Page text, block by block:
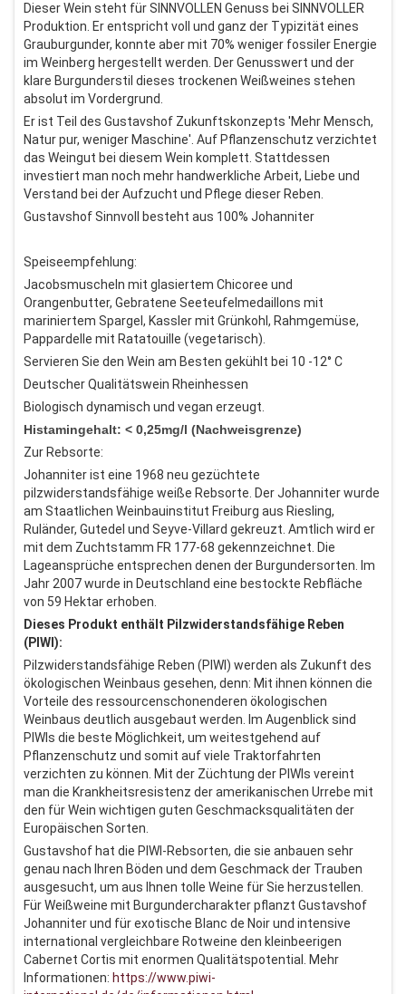
Dieser Wein steht für SINNVOLLEN Genuss bei SINNVOLLER
Produktion. Er entspricht voll und ganz der Typizität eines
Grauburgunder, konnte aber mit 70% weniger fossiler Energie
im Weinberg hergestellt werden. Der Genusswert und der
klare Burgunderstil dieses trockenen Weißweines stehen
absolut im Vordergrund.
Er ist Teil des Gustavshof Zukunftskonzepts 'Mehr Mensch,
Natur pur, weniger Maschine'. Auf Pflanzenschutz verzichtet
das Weingut bei diesem Wein komplett. Stattdessen
investiert man noch mehr handwerkliche Arbeit, Liebe und
Verstand bei der Aufzucht und Pflege dieser Reben.
Gustavshof Sinnvoll besteht aus 100% Johanniter
Speiseempfehlung:
Jacobsmuscheln mit glasiertem Chicoree und
Orangenbutter, Gebratene Seeteufelmedaillons mit
mariniertem Spargel, Kassler mit Grünkohl, Rahmgemüse,
Pappardelle mit Ratatouille (vegetarisch).
Servieren Sie den Wein am Besten gekühlt bei 10 -12° C
Deutscher Qualitätswein Rheinhessen
Biologisch dynamisch und vegan erzeugt.
Histamingehalt: < 0,25mg/l (Nachweisgrenze)
Zur Rebsorte:
Johanniter ist eine 1968 neu gezüchtete
pilzwiderstandsfähige weiße Rebsorte. Der Johanniter wurde
am Staatlichen Weinbauinstitut Freiburg aus Riesling,
Ruländer, Gutedel und Seyve-Villard gekreuzt. Amtlich wird er
mit dem Zuchtstamm FR 177-68 gekennzeichnet. Die
Lageansprüche entsprechen denen der Burgundersorten. Im
Jahr 2007 wurde in Deutschland eine bestockte Rebfläche
von 59 Hektar erhoben.
Dieses Produkt enthält Pilzwiderstandsfähige Reben
(PIWI):
Pilzwiderstandsfähige Reben (PIWI) werden als Zukunft des
ökologischen Weinbaus gesehen, denn: Mit ihnen können die
Vorteile des ressourcenschonenderen ökologischen
Weinbaus deutlich ausgebaut werden. Im Augenblick sind
PIWIs die beste Möglichkeit, um weitestgehend auf
Pflanzenschutz und somit auf viele Traktorfahrten
verzichten zu können. Mit der Züchtung der PIWIs vereint
man die Krankheitsresistenz der amerikanischen Urrebe mit
den für Wein wichtigen guten Geschmacksqualitäten der
Europäischen Sorten.
Gustavshof hat die PIWI-Rebsorten, die sie anbauen sehr
genau nach Ihren Böden und dem Geschmack der Trauben
ausgesucht, um aus Ihnen tolle Weine für Sie herzustellen.
Für Weißweine mit Burgundercharakter pflanzt Gustavshof
Johanniter und für exotische Blanc de Noir und intensive
international vergleichbare Rotweine den kleinbeerigen
Cabernet Cortis mit enormen Qualitätspotential. Mehr
Informationen: https://www.piwi-